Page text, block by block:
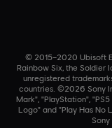
© 2015–2020 Ubisoft
Rainbow Six, the Soldier
unregistered
countries. ©2026 Sony
Mark", "PlayStation",
Logo" and "Play Has No